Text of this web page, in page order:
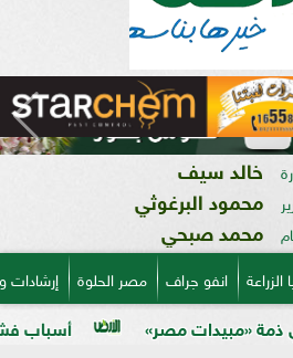
خالد سيف
محمود البرغوثي
محمد صبحي
انفو جراف مصر الحلوة
أسباب فشل تحجيم الخوخ